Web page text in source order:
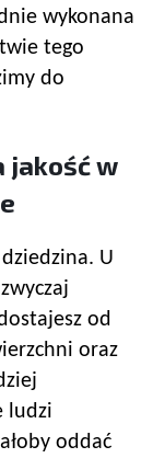
wykonana
tego
do
jakość w
U
od
oraz
ludzi
oddać